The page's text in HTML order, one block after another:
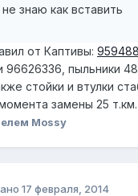
знаю как вставить
от Каптивы:
96626336, пыльники
стойки и втулки
замены 25
Mossy
17 февраля, 2014